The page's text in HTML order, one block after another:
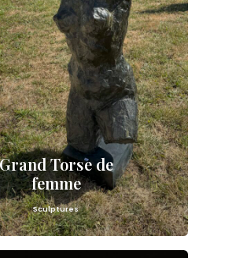
Torse de
femme
Sculptures